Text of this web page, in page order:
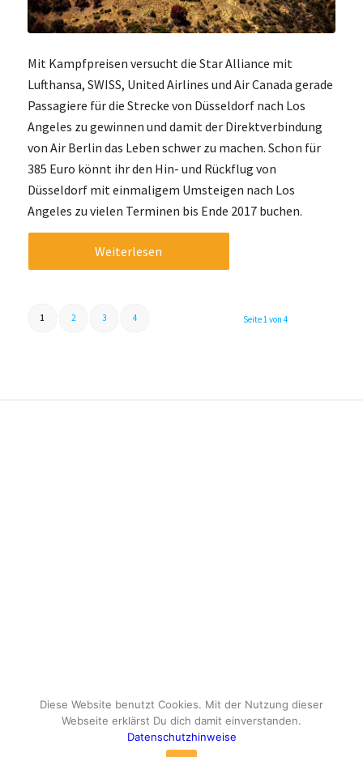
Mit Kampfpreisen versucht die Star Alliance mit
Lufthansa, SWISS, United Airlines und Air Canada gerade
Passagiere für die Strecke von Düsseldorf nach Los
Angeles zu gewinnen und damit der Direktverbindung
von Air Berlin das Leben schwer zu machen. Schon für
385 Euro könnt ihr den Hin- und Rückflug von
Düsseldorf mit einmaligem Umsteigen nach Los
Angeles zu vielen Terminen bis Ende 2017 buchen.
Weiterlesen
Seite 1 von 4
1 2 3 4
© Copyright - travelox.de - Sebastian Tuke
Diese Website benutzt Cookies. Mit der Nutzung dieser
Webseite erklärst Du dich damit einverstanden.
Datenschutzhinweise